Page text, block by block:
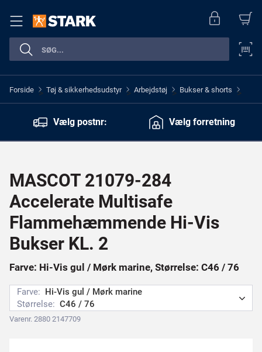
Forside > Tøj & sikkerhedsudstyr > Arbejdstøj > Bukser & shorts >
Vælg postnr: Vælg forretning
MASCOT 21079-284
Accelerate Multisafe
Flammehæmmende Hi-Vis
Bukser KL. 2
Farve: Hi-Vis gul / Mørk marine, Størrelse: C46 / 76
Farve: Hi-Vis gul / Mørk marine
Størrelse: C46 / 76
Varenr. 2880 2147709